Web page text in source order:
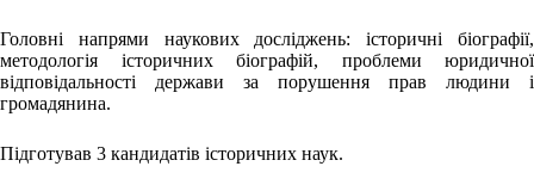
Головні напрями наукових досліджень: історичні біографії,
методологія історичних біографій, проблеми юридичної
відповідальності держави за порушення прав людини і
громадянина.
Підготував 3 кандидатів історичних наук.